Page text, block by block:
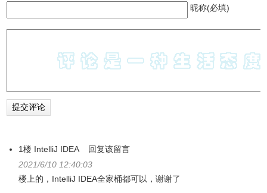
昵称(必填)
1楼 IntelliJ IDEA
回复该留言
2021/6/10 12:40:03
楼上的，IntelliJ IDEA全家桶都可以，谢谢了